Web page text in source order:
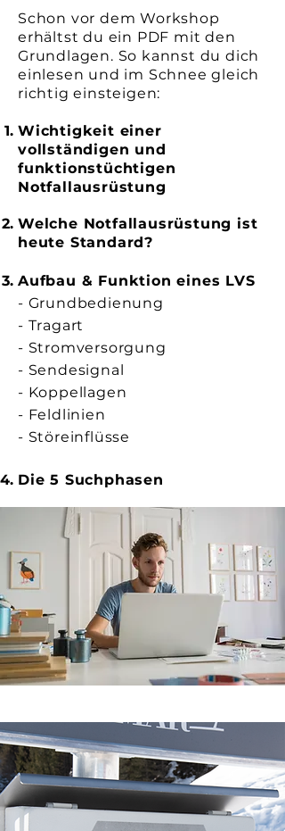
Schon vor dem Workshop
erhältst du ein PDF mit den
Grundlagen. So kannst du dich
einlesen und im Schnee gleich
richtig einsteigen:
Wichtigkeit einer
vollständigen und
funktionstüchtigen
Notfallausrüstung
Welche Notfallausrüstung ist
heute Standard?
Aufbau & Funktion eines LVS
- Grundbedienung
- Tragart
- Stromversorgung
- Sendesignal
- Koppellagen
- Feldlinien
- Störeinflüsse
Die 5 Suchphasen